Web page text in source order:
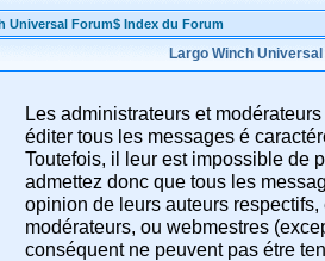
Universal Forum$ Index du Forum
Largo Winch
Les administrateurs et
éditer tous les messages é
Toutefois, il leur est impossible de
admettez donc que tous les
opinion de leurs auteurs
modérateurs, ou webmestres
conséquent ne peuvent pas étre